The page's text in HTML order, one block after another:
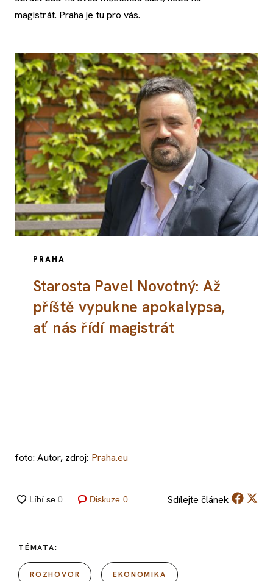
magistrát. Praha je tu pro vás.
PRAHA
Starosta Pavel Novotný: Až
příště vypukne apokalypsa,
ať nás řídí magistrát
foto: Autor, zdroj: Praha.eu
Diskuze 0 Sdílejte článek
TÉMATA:
ROZHOVOR EKONOMIKA